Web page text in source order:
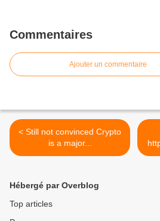
Commentaires
Ajouter un commentaire
< Still not convinced Crypto
is a major...
Hébergé par Overblog
Top articles